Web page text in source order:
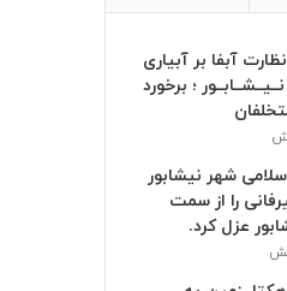
آبفا بر آبیاری
؛ برخورد
شهر نیشابور
میرفانی را از سمت
عزل کرد.